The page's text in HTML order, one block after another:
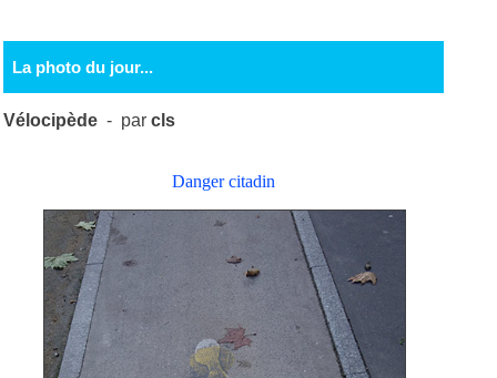
La photo du jour...
Vélocipède - parcls
Danger citadin